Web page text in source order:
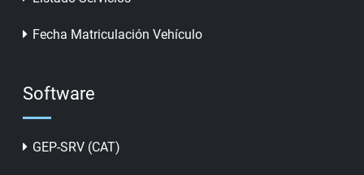
Fecha Matriculación Vehículo
Software
GEP-SRV (CAT)